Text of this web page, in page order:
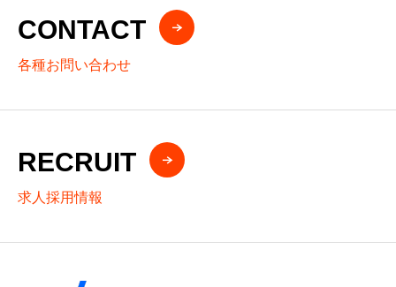
CONTACT
各種お問い合わせ
RECRUIT
求人採用情報